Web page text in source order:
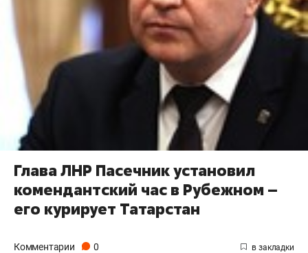
Глава ЛНР Пасечник установил
комендантский час в Рубежном –
его курирует Татарстан
Комментарии 0